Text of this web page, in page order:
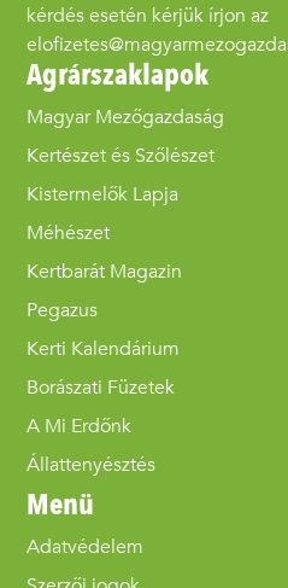
kérdés esetén kérjük írjon az
Agrárszaklapok
Magyar Mezőgazdaság
Kertészet és Szőlészet
Kistermelők Lapja
Méhészet
Kertbarát Magazin
Pegazus
Kerti Kalendárium
Borászati Füzetek
A Mi Erdőnk
Állattenyésztés
Menü
Adatvédelem